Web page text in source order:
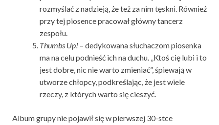
rozmyślać z nadzieją, że też za nim tęskni. Również
przy tej piosence pracował główny tancerz
zespołu.
Thumbs Up! – dedykowana słuchaczom piosenka
ma na celu podnieść ich na duchu. „Ktoś cię lubi i to
jest dobre, nic nie warto zmieniać”, śpiewają w
utworze chłopcy, podkreślając, że jest wiele
rzeczy, z których warto się cieszyć.
Album grupy nie pojawił się w pierwszej 30-stce